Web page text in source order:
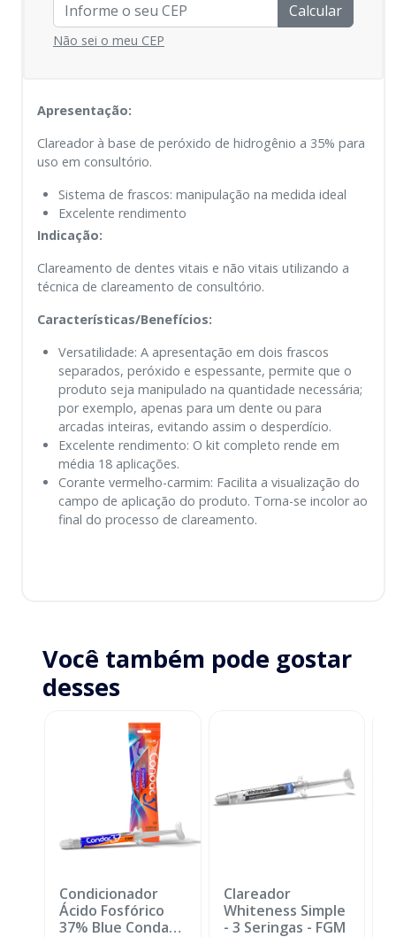
Calcular
Não sei o meu CEP
Apresentação:
Clareador à base de peróxido de hidrogênio a 35% para
uso em consultório.
Sistema de frascos: manipulação na medida ideal
Excelente rendimento
Indicação:
Clareamento de dentes vitais e não vitais utilizando a
técnica de clareamento de consultório.
Características/Benefícios:
Versatilidade: A apresentação em dois frascos
separados, peróxido e espessante, permite que o
produto seja manipulado na quantidade necessária;
por exemplo, apenas para um dente ou para
arcadas inteiras, evitando assim o desperdício.
Excelente rendimento: O kit completo rende em
média 18 aplicações.
Corante vermelho-carmim: Facilita a visualização do
campo de aplicação do produto. Torna-se incolor ao
final do processo de clareamento.
Você também pode gostar
desses
Condicionador
Ácido Fosfórico
37% Blue Condac-
Clareador
Whiteness Simple
- 3 Seringas - FGM